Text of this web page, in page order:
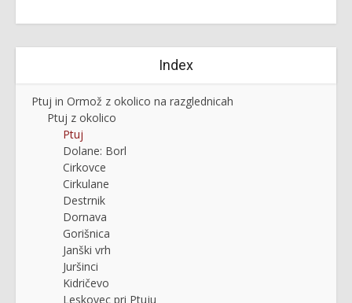
Index
Ptuj in Ormož z okolico na razglednicah
Ptuj z okolico
Ptuj
Dolane: Borl
Cirkovce
Cirkulane
Destrnik
Dornava
Gorišnica
Janški vrh
Juršinci
Kidričevo
Leskovec pri Ptuju